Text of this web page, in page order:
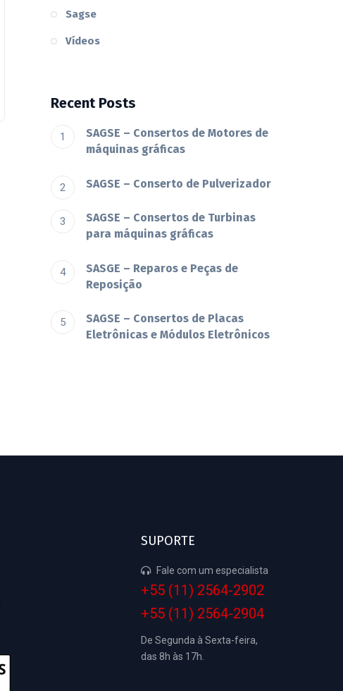
Sagse
Vídeos
Recent Posts
SAGSE – Consertos de Motores de
máquinas gráficas
SAGSE – Conserto de Pulverizador
SAGSE – Consertos de Turbinas
para máquinas gráficas
SASGE – Reparos e Peças de
Reposição
SAGSE – Consertos de Placas
Eletrônicas e Módulos Eletrônicos
SUPORTE
Fale com um especialista
+55 (11) 2564-2902
+55 (11) 2564-2904
De Segunda à Sexta-feira,
das 8h às 17h.